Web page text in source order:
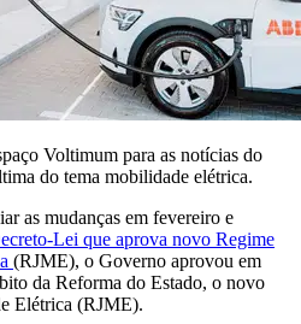
Voltimum para as notícias do
do tema mobilidade elétrica.
as mudanças em fevereiro e
Lei que aprova novo Regime
(RJME), o Governo aprovou em
da Reforma do Estado, o novo
Elétrica (RJME).